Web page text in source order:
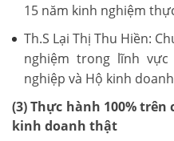
15 năm kinh nghiệm
Th.S Lại Thị Thu Hiền:
nghiệm trong lĩnh
nghiệp và Hộ kinh
(3) Thực hành 100%
kinh doanh thật